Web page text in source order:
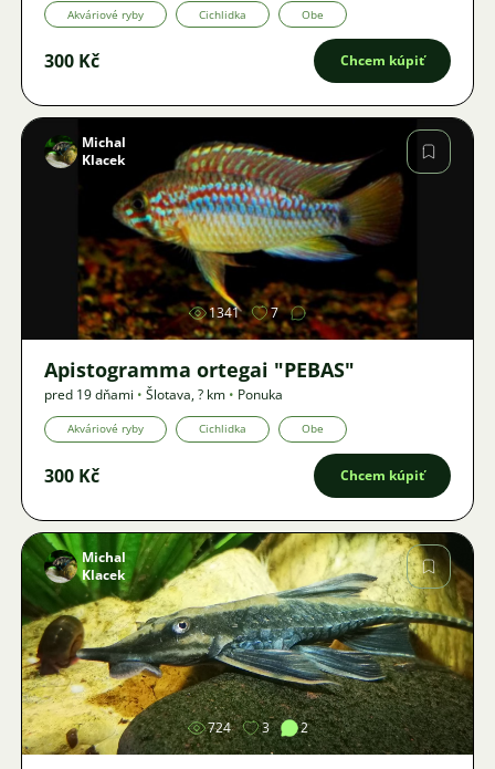
Akváriové ryby Cichlidka Obe
300 Kč Chcem kúpiť
Obrázok
Michal
Klacek
1341 7
Apistogramma ortegai "PEBAS"
pred 19 dňami • Šlotava,? km • Ponuka
Akváriové ryby Cichlidka Obe
300 Kč Chcem kúpiť
Obrázok
Michal
Klacek
724 3 2